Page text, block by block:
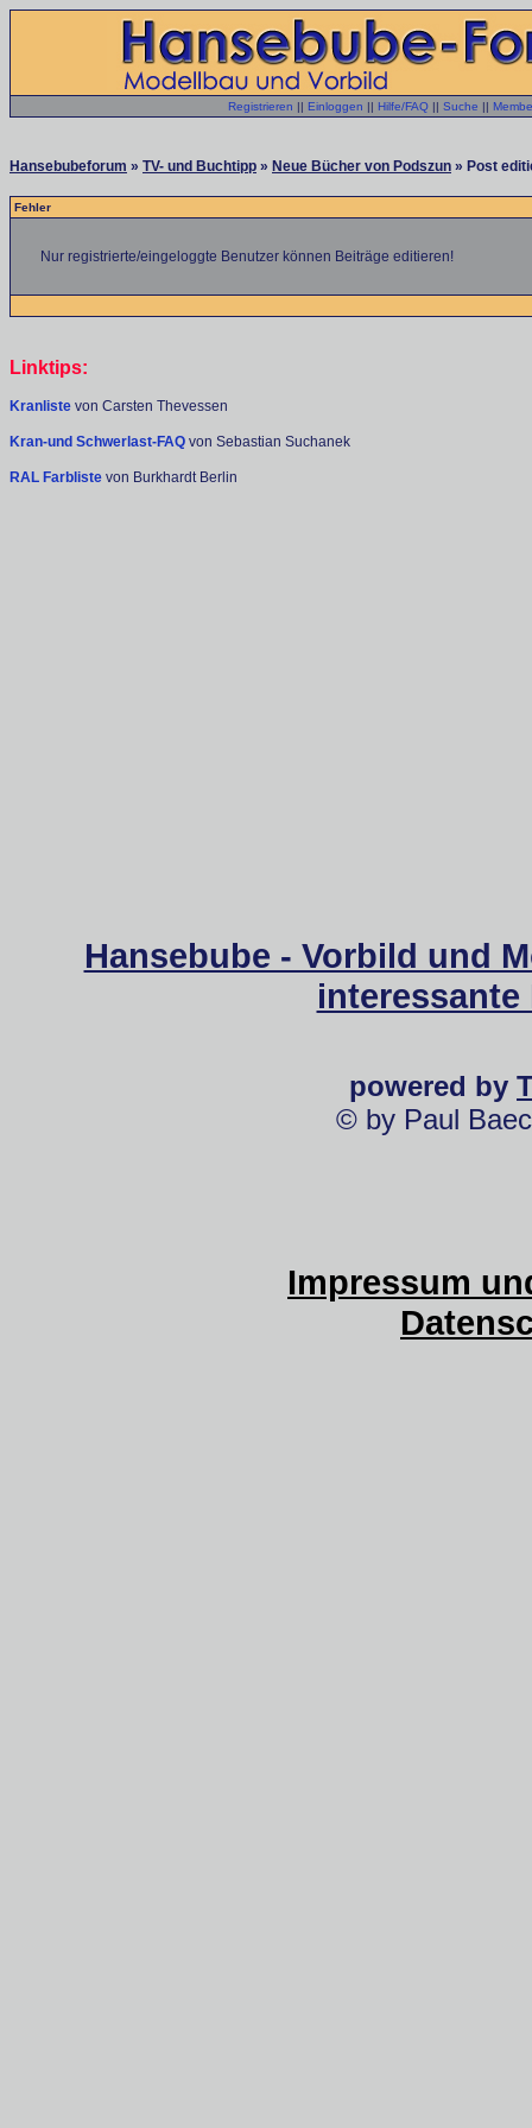
Registrieren || Einloggen || Hilfe/FAQ || Suche ||
Hansebubeforum » TV- und Buchtipp » Neue Bücher von Podszun » Post
Fehler
Nur registrierte/eingeloggte Benutzer können Beiträge editieren!
Linktips:
Kranliste von Carsten Thevessen
Kran-und Schwerlast-FAQ von Sebastian Suchanek
RAL Farbliste von Burkhardt Berlin
Hansebube - Vorbild und
powered by
© by Paul
Impressum